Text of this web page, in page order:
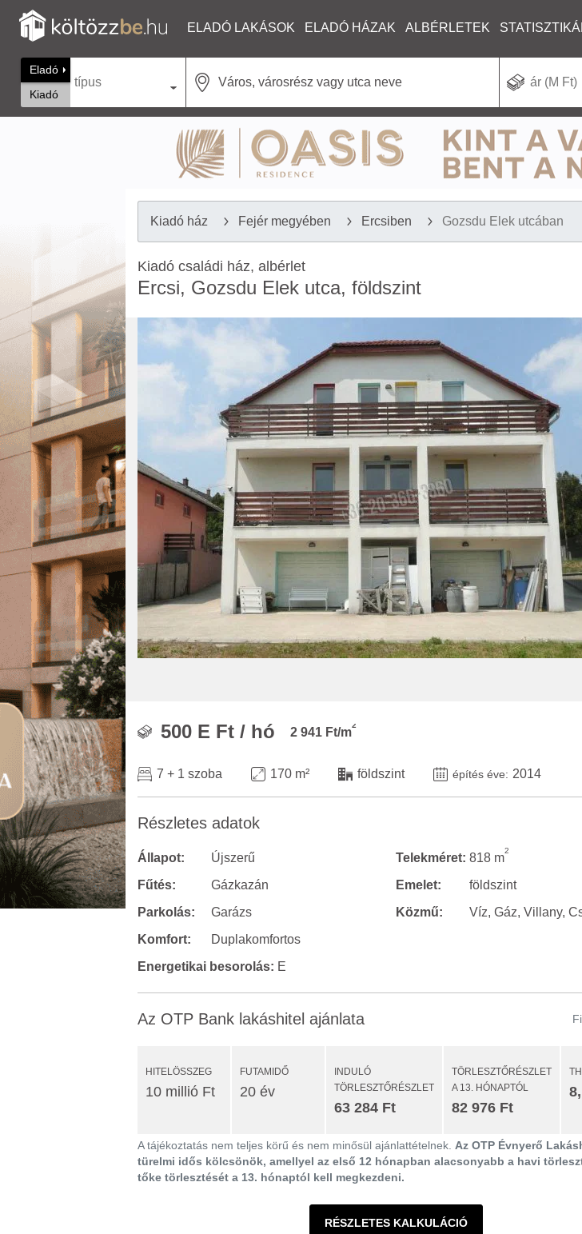
ELADÓ LAKÁSOK ELADÓ HÁZAK ALBÉRLETEK
Eladó
Kiadó
típus ár (M Ft)
Kiadó ház Fejér megyében Ercsiben Gozsdu Elek utcában
Kiadó családi ház, albérlet
Ercsi, Gozsdu Elek utca, földszint
500 E Ft / hó 2 941 Ft/m
2
7 + 1 szoba 170 m² földszint építés éve: 2014
Részletes adatok
Állapot: Újszerű Telekméret: 818 m
2
Fűtés: Gázkazán Emelet:
földszint
Parkolás:
Garázs Közmű:
Víz, Gáz, Villany,
Komfort:
Duplakomfortos
Energetikai besorolás: E
Az OTP Bank lakáshitel ajánlata
HITELÖSSZEG
10 millió Ft
FUTAMIDŐ
20 év
INDULÓ
TÖRLESZTŐRÉSZLET
63 284 Ft
TÖRLESZTŐRÉSZLET
A 13. HÓNAPTÓL
82 976 Ft
A tájékoztatás nem teljes körű és nem minősül ajánlattételnek. Az OTP Évnyerő
türelmi idős kölcsönök, amellyel az első 12 hónapban alacsonyabb a havi
tőke törlesztését a 13. hónaptól kell megkezdeni.
RÉSZLETES KALKULÁCIÓ